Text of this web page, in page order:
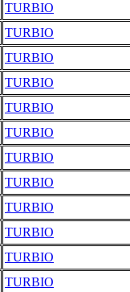
TURBIO
TURBIO
TURBIO
TURBIO
TURBIO
TURBIO
TURBIO
TURBIO
TURBIO
TURBIO
TURBIO
TURBIO